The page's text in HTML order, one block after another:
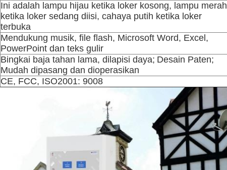
Ini adalah lampu hijau ketika loker kosong, lampu merah
ketika loker sedang diisi, cahaya putih ketika loker
terbuka
Mendukung musik, file flash, Microsoft Word, Excel,
PowerPoint dan teks gulir
Bingkai baja tahan lama, dilapisi daya; Desain Paten;
Mudah dipasang dan dioperasikan
CE, FCC, ISO2001: 9008